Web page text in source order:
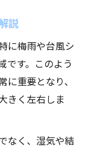
工事の注意
ンテナンス
説
に梅雨や台風シ
です。このよう
重要となり、
きく左右しま
なく、湿気や結